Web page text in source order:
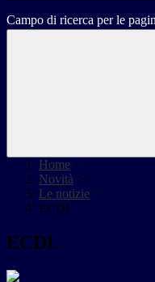
Campo di ricerca per le
Home >
Novità >
Le notizie >
ECDL
ECDL